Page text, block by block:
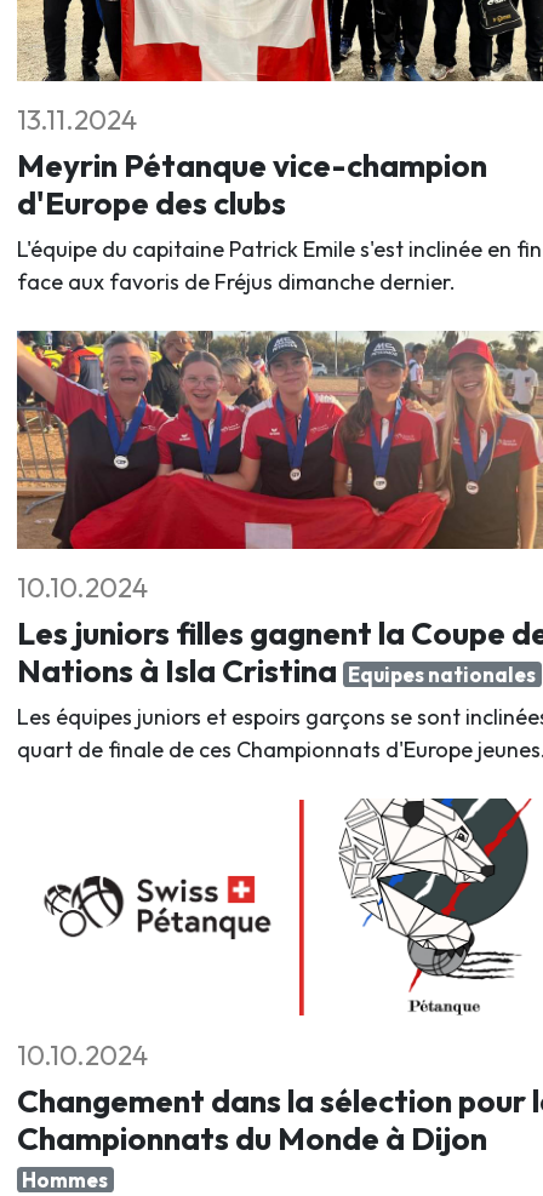
13.11.2024
Meyrin Pétanque vice-champion
d'Europe des clubs
L'équipe du capitaine Patrick Emile s'est inclinée en
face aux favoris de Fréjus dimanche dernier.
10.10.2024
Les juniors filles gagnent la Coupe
Nations à Isla Cristina Equipes nationales
Les équipes juniors et espoirs garçons se sont
quart de finale de ces Championnats d'Europe
10.10.2024
Changement dans la sélection pour
Championnats du Monde à Dijon
Hommes